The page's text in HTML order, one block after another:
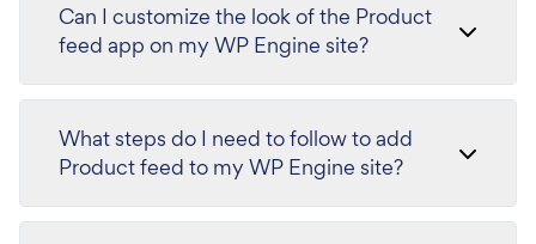
Can I customize the look of the Product
feed app on my WP Engine site?
What steps do I need to follow to add
Product feed to my WP Engine site?